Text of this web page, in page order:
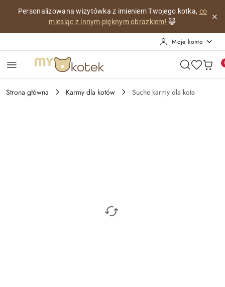
Przejdź do treści głównej
Przejdź do wyszukiwarki
Przejdź do moje konto
Przejdź do menu głównego
Przejdź do opisu produktu
Przejdź do stopki
Personalizowana wizytówka z imieniem Twojego kotka, co
miesiąc z innym pięknym obrazkiem! 😺
Moje konto
Strona główna Karmy dla kotów Suche karmy dla kota